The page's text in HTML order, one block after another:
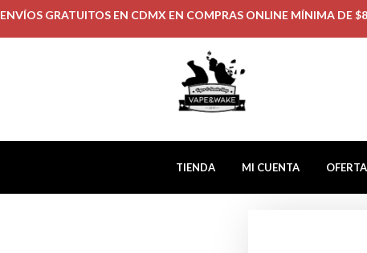
ENVÍOS GRATUITOS EN CDMX EN COMPRAS ONLINE MÍNIMA DE
TIENDA MI CUENTA